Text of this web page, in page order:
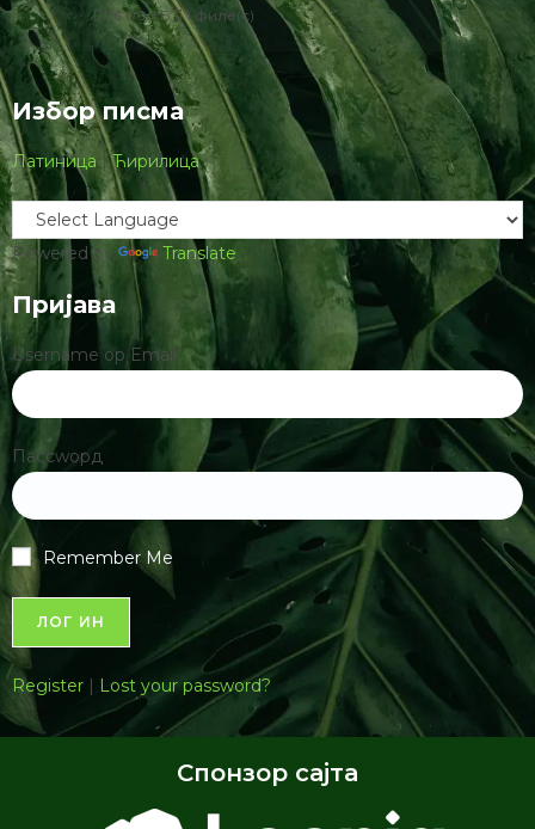
76.00 КБ 1 филе(с)
Избор писма
Латиница |Ћирилица
Powered by Translate
Пријава
Username ор Email
Пассwорд
Remember Me
Register | Lost your password?
Спонзор сајта